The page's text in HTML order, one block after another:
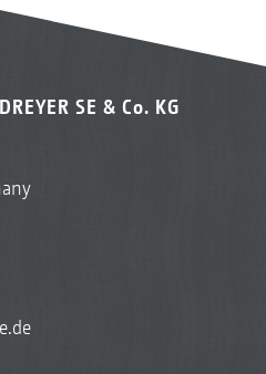
SE & Co. KG